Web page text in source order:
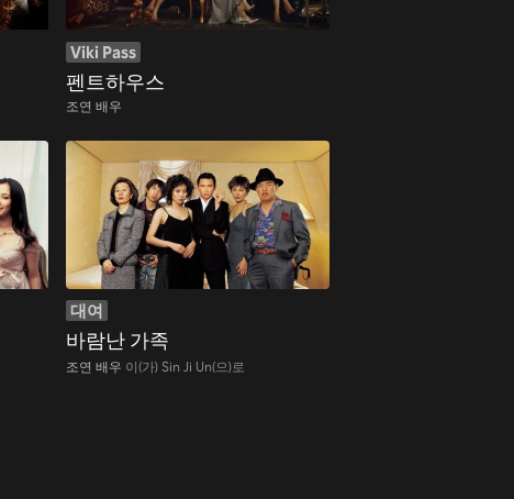
Viki Pass
펜트하우스
조연 배우
대여
바람난 가족
조연 배우 이(가) Sin Ji Un(으)로